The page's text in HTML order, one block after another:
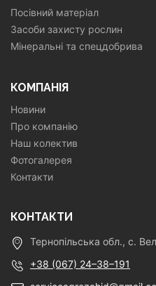
Посівний матеріал
Засоби захисту рослин
Мінеральні та спецдобрива
КОМПАНІЯ
Новини
Про компанію
Наш колектив
Фотогалерея
Контакти
КОНТАКТИ
Тернопільська обл., с.
+38 (067) 24–38–191